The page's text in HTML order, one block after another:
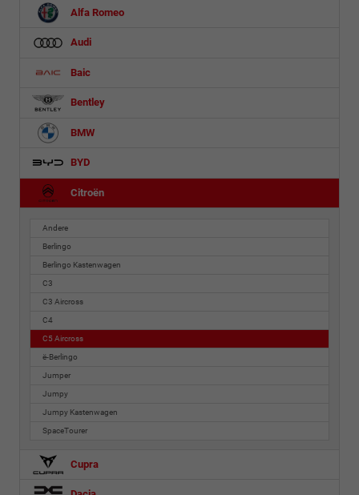
Alfa Romeo
Audi
Baic
Bentley
BMW
BYD
Citroën
Andere
Berlingo
Berlingo Kastenwagen
C3
C3 Aircross
C4
C5 Aircross
ë-Berlingo
Jumper
Jumpy
Jumpy Kastenwagen
SpaceTourer
Cupra